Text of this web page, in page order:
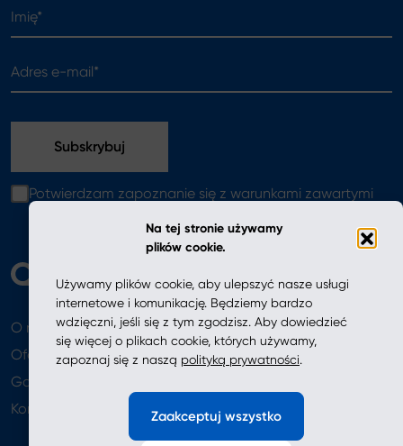
Na tej stronie używamy
plików cookie.
Używamy plików cookie, aby ulepszyć nasze usługi
internetowe i komunikację. Będziemy bardzo
wdzięczni, jeśli się z tym zgodzisz. Aby dowiedzieć
się więcej o plikach cookie, których używamy,
zapoznaj się z naszą polityką prywatności.
Zaakceptuj wszystko
Adres e-mail*
Potwierdzam zapoznanie się z warunkami zawartymi
O nas
Oferta
Aktualności
Gdzie kupić
Kontakt